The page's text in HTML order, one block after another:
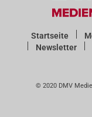
Startseite
Newsletter
© 2020 DMV